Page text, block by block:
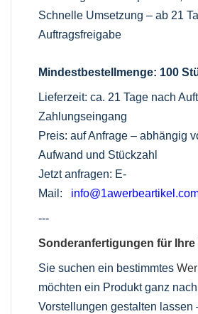
Schnelle Umsetzung – ab 21
Auftragsfreigabe
Mindestbestellmenge: 100
Lieferzeit: ca. 21 Tage nach
Zahlungseingang
Preis: auf Anfrage – abhängig
Aufwand und Stückzahl
Jetzt anfragen: E-
Mail:
---
Sonderanfertigungen für Ihre
Sie suchen ein bestimmtes
möchten ein Produkt ganz
Vorstellungen gestalten lassen